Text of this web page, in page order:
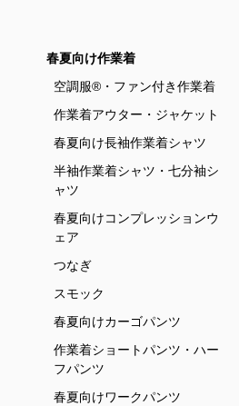
春夏向け作業着
空調服®・ファン付き作業着
作業着アウター・ジャケット
春夏向け長袖作業着シャツ
半袖作業着シャツ・七分袖シ
ャツ
春夏向けコンプレッションウ
ェア
つなぎ
スモック
春夏向けカーゴパンツ
作業着ショートパンツ・ハー
フパンツ
春夏向けワークパンツ